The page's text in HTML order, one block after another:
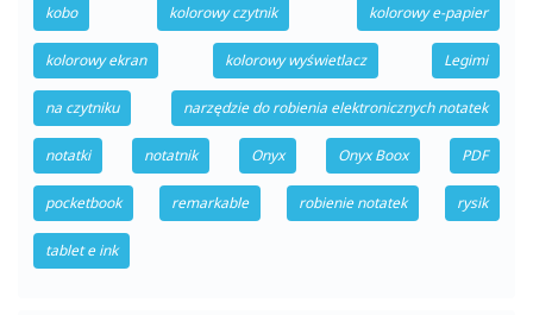
kobo kolorowy czytnik kolorowy e-papier
kolorowy ekran kolorowy wyświetlacz Legimi
na czytniku narzędzie do robienia elektronicznych notatek
notatki notatnik Onyx Onyx Boox PDF
pocketbook remarkable robienie notatek rysik
tablet e ink